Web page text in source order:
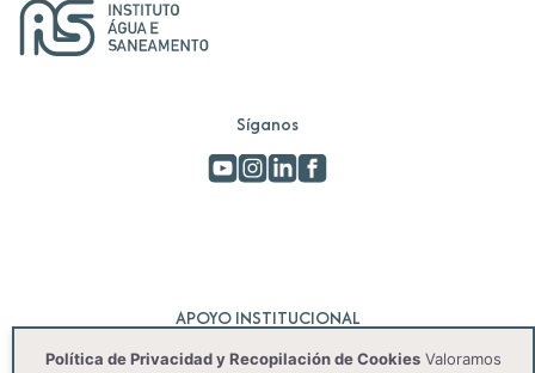
Síganos
APOYO INSTITUCIONAL
Política de Privacidad y Recopilación de Cookies Valoramos